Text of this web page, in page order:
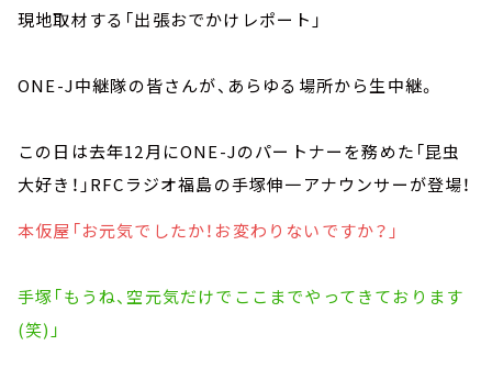
現地取材する「出張おでかけレポート」
ONE-J中継隊の皆さんが、あらゆる場所から生中継。
この日は去年12月にONE-Jのパートナーを務めた「昆虫
大好き！」RFCラジオ福島の手塚伸一アナウンサーが登場！
本仮屋「お元気でしたか！お変わりないですか？」
手塚「もうね、空元気だけでここまでやってきております
(笑)」